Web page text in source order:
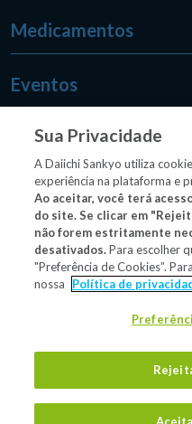
Medicamentos
Eventos
Medpedia
Material/conteúdo
de saúde habilitados
Sua Privacidade
A Daiichi Sankyo utiliza
experiência na plataforma e
Ao aceitar, você terá
do site. Se clicar em
não forem estritamente
desativados.Para escolher
"Preferência de Cookies”.
nossa
Política de